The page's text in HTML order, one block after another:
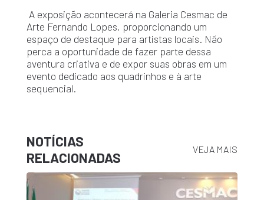
A exposição acontecerá na Galeria Cesmac de
Arte Fernando Lopes, proporcionando um
espaço de destaque para artistas locais. Não
perca a oportunidade de fazer parte dessa
aventura criativa e de expor suas obras em um
evento dedicado aos quadrinhos e à arte
sequencial.
NOTÍCIAS
RELACIONADAS
VEJA MAIS